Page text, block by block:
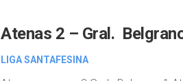
Atenas 2 – Gral.
LIGA SANTAFESINA